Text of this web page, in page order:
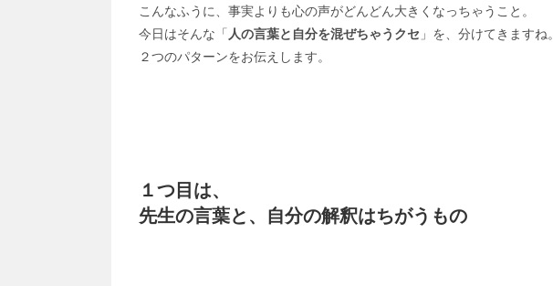
こんなふうに、事実よりも心の声がどんどん大きくなっちゃうこと。
今日はそんな「人の言葉と自分を混ぜちゃうクセ 」を、分けてきますね。
２つのパターンをお伝えします。
１つ目は、
先生の言葉と、自分の解釈はちがうもの